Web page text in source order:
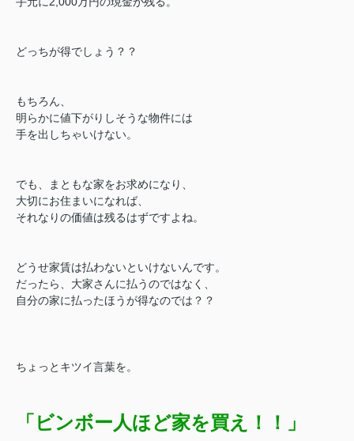
どっちが得でしょう？？
もちろん、
明らかに値下がりしそうな物件には
手を出しちゃいけない。
でも、まともな家をお求めになり、
大切にお住まいになれば、
それなりの価値は残るはずですよね。
どうせ家賃は払わないといけないんです。
だったら、大家さんに払うのではなく、
自分の家に払ったほうが得なのでは？？
ちょっとキツイ言葉を。
「ビンボー人ほど家を買え！！」